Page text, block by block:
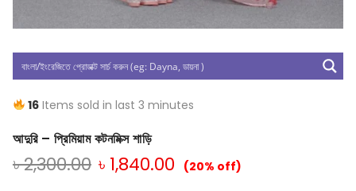
16Items sold in last 3 minutes
আদুরি – প্রিমিয়াম কটনমিক্স শাড়ি
৳2,300.00 ৳ 1,840.00 (20% off)